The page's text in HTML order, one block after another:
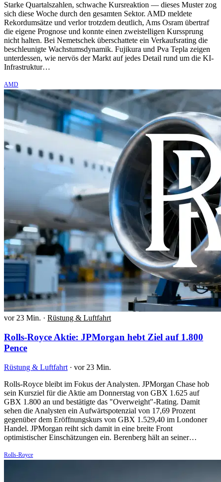
Starke Quartalszahlen, schwache Kursreaktion — dieses Muster zog
sich diese Woche durch den gesamten Sektor. AMD meldete
Rekordumsätze und verlor trotzdem deutlich, Ams Osram übertraf
die eigene Prognose und konnte einen zweistelligen Kurssprung
nicht halten. Bei Nemetschek überschattete ein Verkaufsrating die
beschleunigte Wachstumsdynamik. Fujikura und Pva Tepla zeigen
unterdessen, wie nervös der Markt auf jedes Detail rund um die KI-
Infrastruktur…
AMD
vor 23 Min. · Rüstung & Luftfahrt
Rolls-Royce Aktie: JPMorgan hebt Ziel auf 1.800
Pence
Rüstung & Luftfahrt · vor 23 Min.
Rolls-Royce bleibt im Fokus der Analysten. JPMorgan Chase hob
sein Kursziel für die Aktie am Donnerstag von GBX 1.625 auf
GBX 1.800 an und bestätigte das "Overweight"-Rating. Damit
sehen die Analysten ein Aufwärtspotenzial von 17,69 Prozent
gegenüber dem Eröffnungskurs von GBX 1.529,40 im Londoner
Handel. JPMorgan reiht sich damit in eine breite Front
optimistischer Einschätzungen ein. Berenberg hält an seiner…
Rolls-Royce